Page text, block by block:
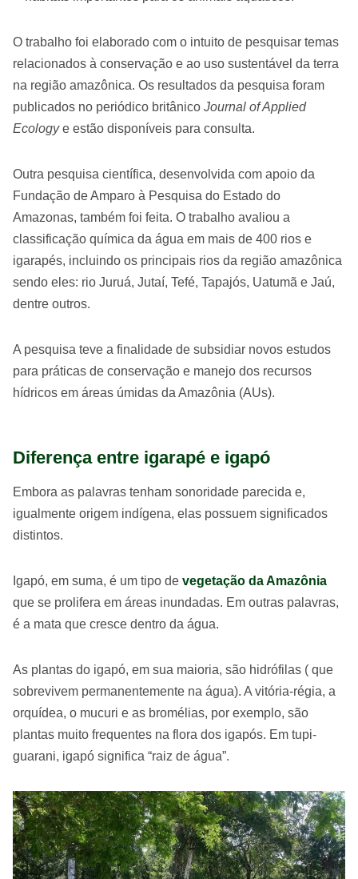
O trabalho foi elaborado com o intuito de pesquisar temas
relacionados à conservação e ao uso sustentável da terra
na região amazônica. Os resultados da pesquisa foram
publicados no periódico britânico Journal of Applied
Ecologye estão disponíveis para consulta.
Outra pesquisa científica, desenvolvida com apoio da
Fundação de Amparo à Pesquisa do Estado do
Amazonas, também foi feita. O trabalho avaliou a
classificação química da água em mais de 400 rios e
igarapés, incluindo os principais rios da região amazônica
sendo eles: rio Juruá, Jutaí, Tefé, Tapajós, Uatumã e Jaú,
dentre outros.
A pesquisa teve a finalidade de subsidiar novos estudos
para práticas de conservação e manejo dos recursos
hídricos em áreas úmidas da Amazônia (AUs).
Diferença entre igarapé e igapó
Embora as palavras tenham sonoridade parecida e,
igualmente origem indígena, elas possuem significados
distintos.
Igapó, em suma, é um tipo de vegetação da Amazônia
que se prolifera em áreas inundadas. Em outras palavras,
é a mata que cresce dentro da água.
As plantas do igapó, em sua maioria, são hidrófilas ( que
sobrevivem permanentemente na água). A vitória-régia, a
orquídea, o mucuri e as bromélias, por exemplo, são
plantas muito frequentes na flora dos igapós. Em tupi-
guarani, igapó significa “raiz de água”.